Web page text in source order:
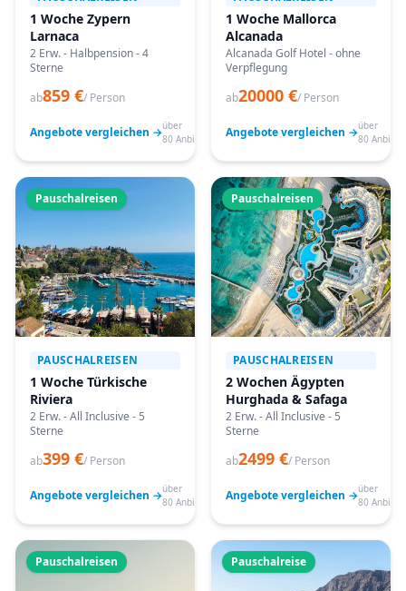
1 Woche Zypern
Larnaca
2 Erw. - Halbpension - 4
Sterne
ab859 €/ Person
Angebote vergleichen →über
80 Anbieter
1 Woche Mallorca
Alcanada
Alcanada Golf Hotel - ohne
Verpflegung
ab20000 €/ Person
Angebote vergleichen →über
80
Pauschalreisen
PAUSCHALREISEN
1 Woche Türkische
Riviera
2 Erw. - All Inclusive - 5
Sterne
ab399 €/ Person
Angebote vergleichen →über
80 Anbieter
Pauschalreisen
PAUSCHALREISEN
2 Wochen Ägypten
Hurghada & Safaga
2 Erw. - All Inclusive - 5
Sterne
ab2499 €/ Person
Angebote vergleichen →über
80
Pauschalreisen Pauschalreise